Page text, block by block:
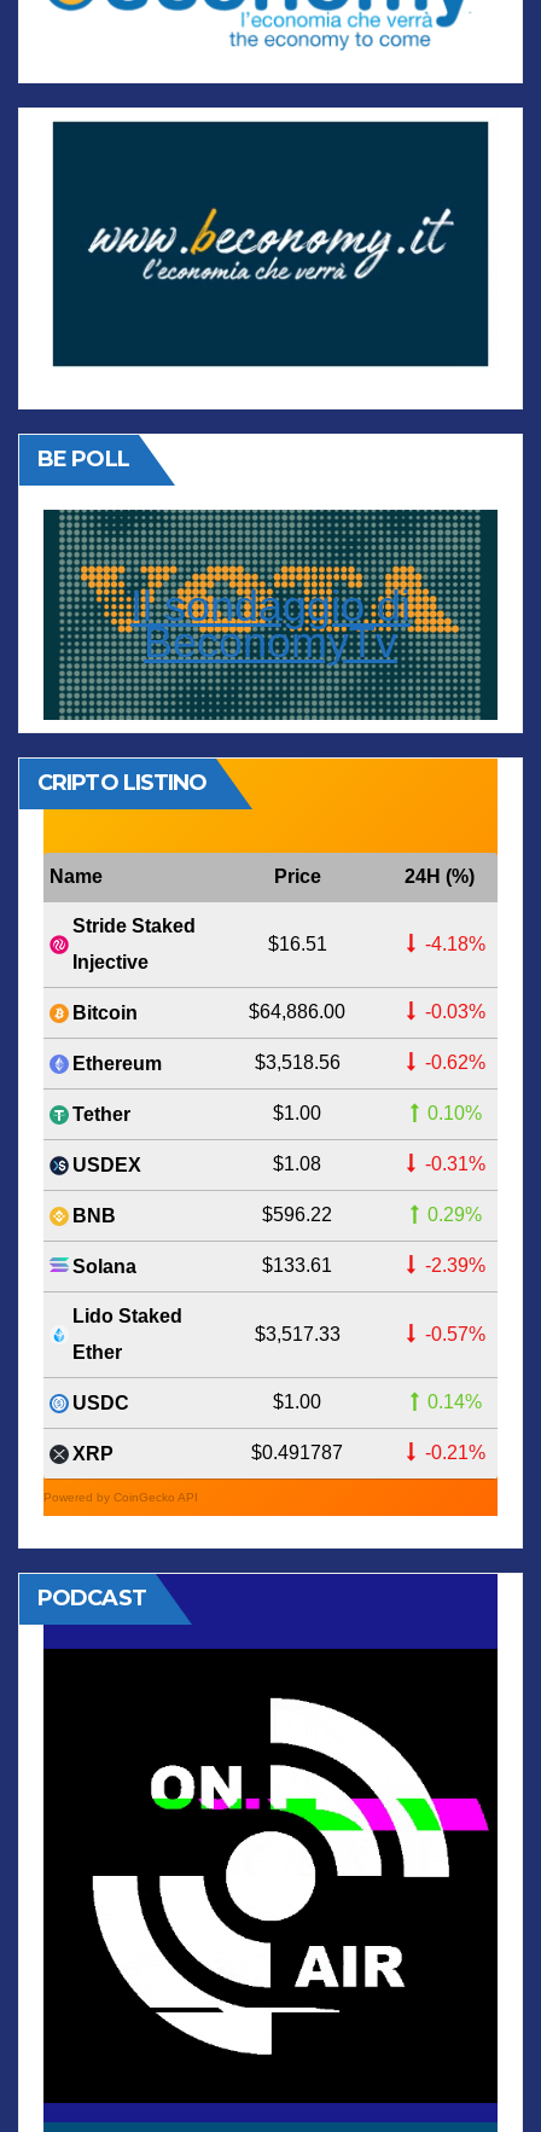
BE POLL
Il sondaggio di
BeconomyTv
CRIPTO LISTINO
Name Price 24H (%)
Stride Staked
Injective
$16.51 -4.18%
Bitcoin $64,886.00 -0.03%
Ethereum $3,518.56 -0.62%
Tether $1.00 0.10%
USDEX $1.08 -0.31%
BNB $596.22 0.29%
Solana $133.61 -2.39%
Lido Staked
Ether
$3,517.33 -0.57%
USDC $1.00 0.14%
XRP $0.491787 -0.21%
Powered by CoinGecko API
PODCAST